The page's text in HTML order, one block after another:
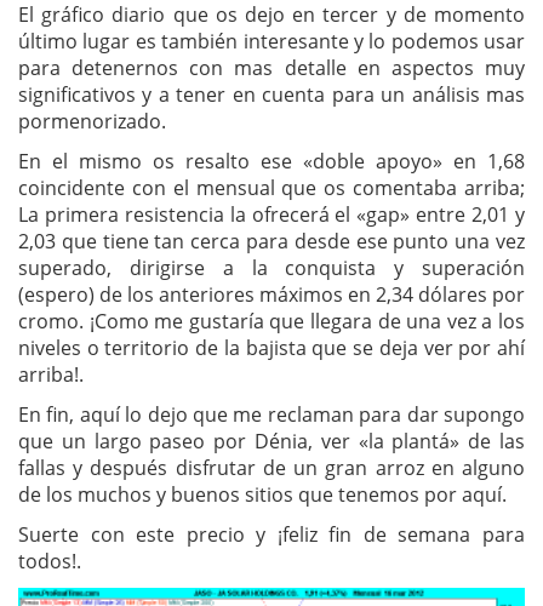
El gráfico diario que os dejo en tercer y de momento
último lugar es también interesante y lo podemos usar
para detenernos con mas detalle en aspectos muy
significativos y a tener en cuenta para un análisis mas
pormenorizado.
En el mismo os resalto ese «doble apoyo» en 1,68
coincidente con el mensual que os comentaba arriba;
La primera resistencia la ofrecerá el «gap» entre 2,01 y
2,03 que tiene tan cerca para desde ese punto una vez
superado, dirigirse a la conquista y superación
(espero) de los anteriores máximos en 2,34 dólares por
cromo. ¡Como me gustaría que llegara de una vez a los
niveles o territorio de la bajista que se deja ver por ahí
arriba!.
En fin, aquí lo dejo que me reclaman para dar supongo
que un largo paseo por Dénia, ver «la plantá» de las
fallas y después disfrutar de un gran arroz en alguno
de los muchos y buenos sitios que tenemos por aquí.
Suerte con este precio y ¡feliz fin de semana para
todos!.